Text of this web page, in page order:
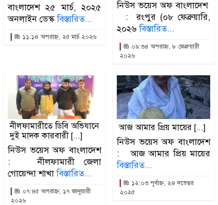
ডাকাতির প্রস্তুতিকালে দুইজনকে গ্রেফতার করেছে মিরপুর
থানা পুলিশ
বাংলাদেশ ২৫ মার্চ, ২০২৫
অনলাইন ডেস্কবিস্তারিত...
১১:১৪ অপরাহ্ন, ২৫ মার্চ ২০২৬
নিউস ভয়েস অফ বাংলাদেশ
: রংপুর (০৮ ফেব্রুয়ারি,
২০২৬বিস্তারিত...
০৯:৩৪ অপরাহ্ন, ৮ ফেব্রুয়ারী
২০২৬
নীলফামারীতে ডিবি অভিযানে
দুই মাদক কারবারী [...]
নিউস ভয়েস অফ বাংলাদেশ
: নীলফামারী জেলা
গোয়েন্দা শাখাবিস্তারিত...
০৭:৪৫ অপরাহ্ন, ১৭ জানুয়ারী
২০২৬
আজ আমার প্রিয় মায়ের [...]
নিউস ভয়েস অফ বাংলাদেশ
: আজ আমার প্রিয় মায়ের
বিস্তারিত...
১২:০৩ পূর্বাহ্ন, ২৪ নভেম্বর
২০২৫